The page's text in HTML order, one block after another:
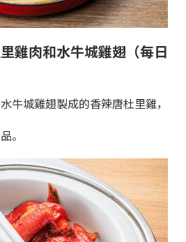
雞肉和水牛城雞翅（每日
牛城雞翅製成的香辣唐杜里雞，
。